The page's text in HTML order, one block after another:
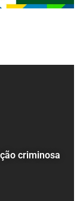
criminosa